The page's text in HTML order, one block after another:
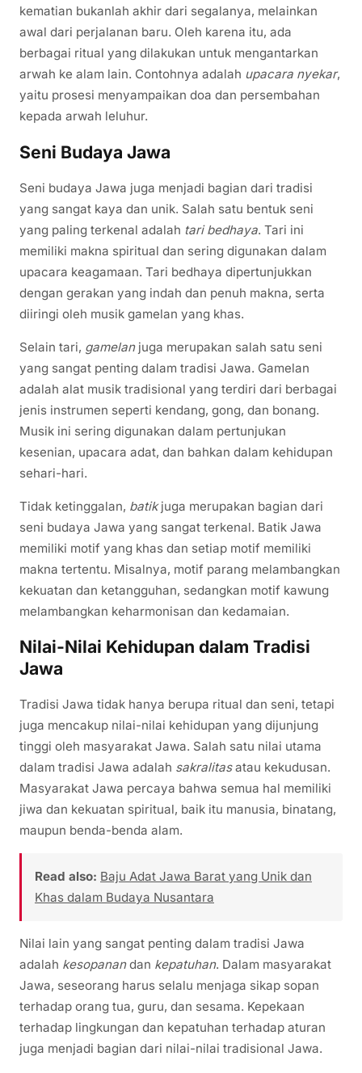
kematian bukanlah akhir dari segalanya, melainkan
awal dari perjalanan baru. Oleh karena itu, ada
berbagai ritual yang dilakukan untuk mengantarkan
arwah ke alam lain. Contohnya adalah upacara nyekar,
yaitu prosesi menyampaikan doa dan persembahan
kepada arwah leluhur.
Seni Budaya Jawa
Seni budaya Jawa juga menjadi bagian dari tradisi
yang sangat kaya dan unik. Salah satu bentuk seni
yang paling terkenal adalah tari bedhaya. Tari ini
memiliki makna spiritual dan sering digunakan dalam
upacara keagamaan. Tari bedhaya dipertunjukkan
dengan gerakan yang indah dan penuh makna, serta
diiringi oleh musik gamelan yang khas.
Selain tari, gamelanjuga merupakan salah satu seni
yang sangat penting dalam tradisi Jawa. Gamelan
adalah alat musik tradisional yang terdiri dari berbagai
jenis instrumen seperti kendang, gong, dan bonang.
Musik ini sering digunakan dalam pertunjukan
kesenian, upacara adat, dan bahkan dalam kehidupan
sehari-hari.
Tidak ketinggalan, batikjuga merupakan bagian dari
seni budaya Jawa yang sangat terkenal. Batik Jawa
memiliki motif yang khas dan setiap motif memiliki
makna tertentu. Misalnya, motif parang melambangkan
kekuatan dan ketangguhan, sedangkan motif kawung
melambangkan keharmonisan dan kedamaian.
Nilai-Nilai Kehidupan dalam Tradisi
Jawa
Tradisi Jawa tidak hanya berupa ritual dan seni, tetapi
juga mencakup nilai-nilai kehidupan yang dijunjung
tinggi oleh masyarakat Jawa. Salah satu nilai utama
dalam tradisi Jawa adalah sakralitasatau kekudusan.
Masyarakat Jawa percaya bahwa semua hal memiliki
jiwa dan kekuatan spiritual, baik itu manusia, binatang,
maupun benda-benda alam.
Read also: Baju Adat Jawa Barat yang Unik dan
Khas dalam Budaya Nusantara
Nilai lain yang sangat penting dalam tradisi Jawa
adalah kesopanandan kepatuhan. Dalam masyarakat
Jawa, seseorang harus selalu menjaga sikap sopan
terhadap orang tua, guru, dan sesama. Kepekaan
terhadap lingkungan dan kepatuhan terhadap aturan
juga menjadi bagian dari nilai-nilai tradisional Jawa.